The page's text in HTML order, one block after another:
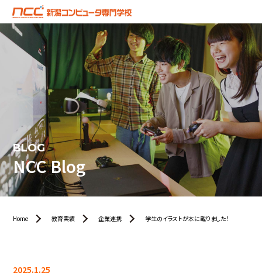
BLOG
NCC Blog
Home 教育実績 企業連携 学生のイラストが本に載りました！
2025.1.25